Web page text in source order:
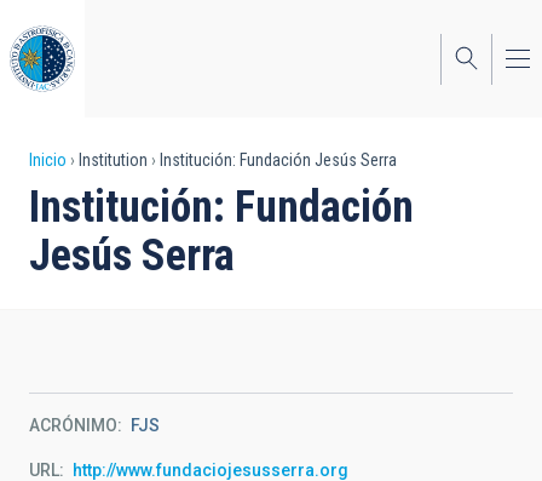
al
contenido
principal
Sobrescribir
enlaces
de
navegación
Inicio Institution Institución: Fundación Jesús Serra
Institución: Fundación
Jesús Serra
ACRÓNIMO FJS
URL http://www.fundaciojesusserra.org